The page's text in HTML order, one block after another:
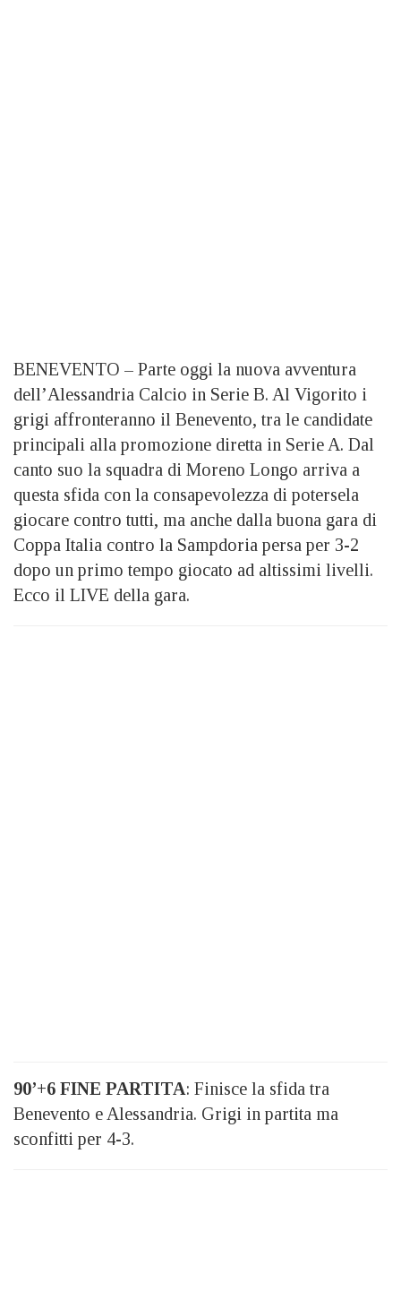
BENEVENTO – Parte oggi la nuova avventura
dell’Alessandria Calcio in Serie B. Al Vigorito i
grigi affronteranno il Benevento, tra le candidate
principali alla promozione diretta in Serie A. Dal
canto suo la squadra di Moreno Longo arriva a
questa sfida con la consapevolezza di potersela
giocare contro tutti, ma anche dalla buona gara di
Coppa Italia contro la Sampdoria persa per 3-2
dopo un primo tempo giocato ad altissimi livelli.
Ecco il LIVE della gara.
90’+6 FINE PARTITA: Finisce la sfida tra
Benevento e Alessandria. Grigi in partita ma
sconfitti per 4-3.